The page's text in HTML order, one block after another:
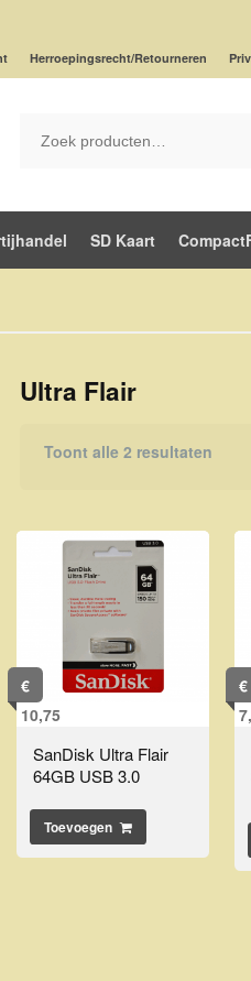
Herroepingsrecht/Retourneren
SD Kaart
Ultra Flair
Toont alle 2 resultaten
€
10,75
SanDisk Ultra Flair
64GB USB 3.0
Toevoegen
€